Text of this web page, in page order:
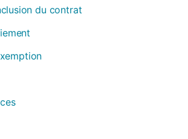
du contrat